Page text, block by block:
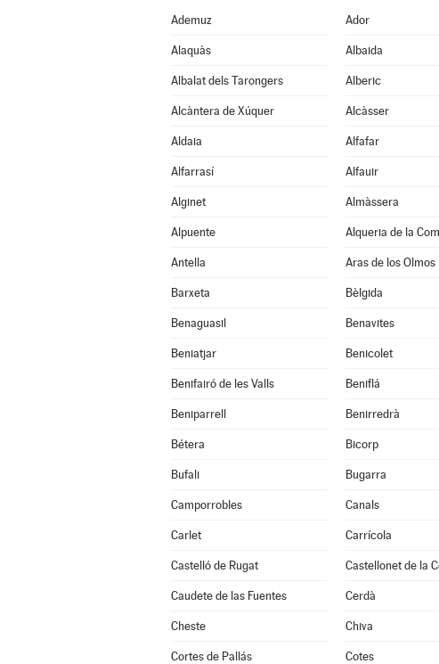
Ademuz Ador
Alaquàs Albaida
Albalat dels Tarongers Alberic
Alcàntera de Xúquer Alcàsser
Aldaia Alfafar
Alfarrasí Alfauir
Alginet Almàssera
Alpuente Alqueria de la
Antella Aras de los Olmos
Barxeta Bèlgida
Benaguasil Benavites
Beniatjar Benicolet
Benifairó de les Valls Beniflá
Beniparrell Benirredrà
Bétera Bicorp
Bufali Bugarra
Camporrobles Canals
Carlet Carrícola
Castelló de Rugat Castellonet de la
Caudete de las Fuentes Cerdà
Cheste Chiva
Cortes de Pallás Cotes